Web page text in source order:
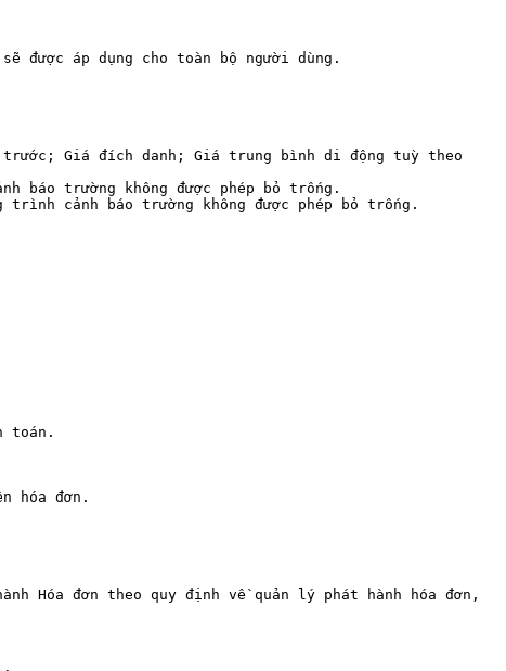
áp dụng cho toàn bộ người dùng.
Giá đích danh; Giá trung bình di động tuỳ theo
báo trường không được phép bỏ trống.
cảnh báo trường không được phép bỏ trống.
toán.
hóa đơn.
Hóa đơn theo quy định về quản lý phát hành hóa đơn,